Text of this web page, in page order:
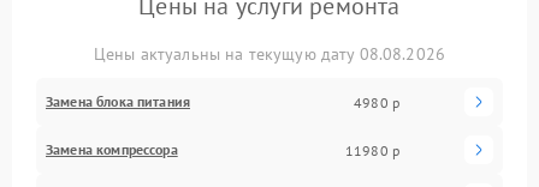
Цены актуальны на текущую дату 08.08.2026
Замена блока питания 4980 р
Замена компрессора 11980 р